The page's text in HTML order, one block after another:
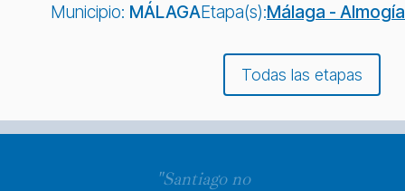
Municipio: MÁLAGAEtapa(s):Málaga - Almogía
Todas las etapas
"Santiago no